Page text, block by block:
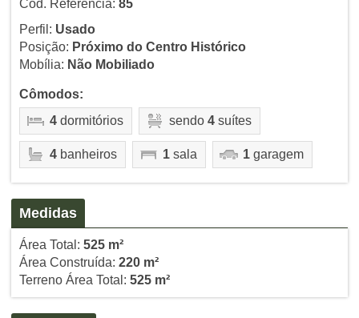
Cód. Referência: 85
Perfil: Usado
Posição: Próximo do Centro Histórico
Mobília: Não Mobiliado
Cômodos:
4dormitórios sendo 4suítes
4banheiros 1sala 1garagem
Medidas
Área Total: 525 m²
Área Construída: 220 m²
Terreno Área Total: 525 m²